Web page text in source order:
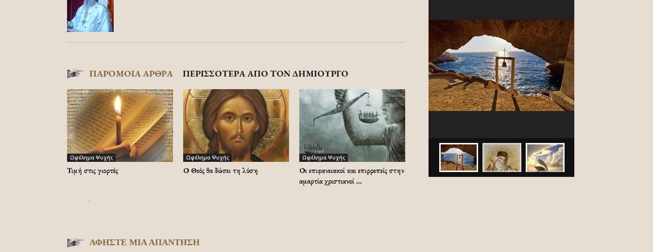
ΠΑΡΟΜΟΙΑ ΑΡΘΡΑ ΠΕΡΙΣΣΟΤΕΡΑ ΑΠΟ ΤΟΝ ΔΗΜΙΟΥΡΓΟ
Ωφέλημα Ψυχής
Τιμή στις γιορτές
Ωφέλημα Ψυχής
Ο Θεός θα δώσει τη λύση
Ωφέλημα Ψυχής
Οι επιφανειακοί και επιρρεπείς στην
αμαρτία χριστιανοί …
ΑΦΗΣΤΕ ΜΙΑ ΑΠΑΝΤΗΣΗ